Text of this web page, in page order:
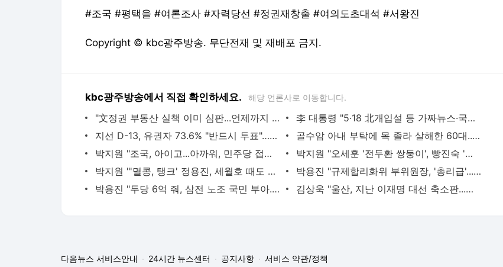
#조국 #평택을 #여론조사 #자력당선 #정권재창출 #여의도초대석 #서왕진
Copyright © kbc광주방송. 무단전재 및 재배포 금지.
kbc광주방송에서 직접 확인하세요. 해당 언론사로 이동합니다.
"文정권 부동산 실책 이미 심판...언제까지 남 탓만 할 건가"[박영환의 시사1번지]
李 대통령 "5·18 北개입설 등 가짜뉴스·국가폭력 희생자 모욕행위, 모든 수단 총동원 응징"
지선 D-13, 유권자 73.6% "반드시 투표"…사전투표 의향 39.4%
골수암 아내 부탁에 목 졸라 살해한 60대...징역 10년 구형
박지원 "조국, 아이고...아까워, 민주당 접수 대권 가려면 평택 사퇴가 맞아, 소탐대실 안 돼"[여
박지원 "오세훈 '전두환 쌍둥이', 빵진숙 '여자 전두환'...민주주의의 적, 부끄러움 알아야"[여의
박지원 "'멸콩, 탱크' 정용진, 세월호 때도 그런 짓...전두환 같아, 난 몰라, 콩밥 먹여야"[여의도
박용진 "규제합리화위 부위원장, '총리급'...이 대통령과 부처 두루 경험, 영광, 감사"[여의도초대
박용진 "두당 6억 줘, 삼전 노조 국민 부아...파업, 이재용은 책임 없나, 리더십 보여야"[여의도초
김상욱 "울산, 지난 이재명 대선 축소판...제가 똘똘하게 일은 잘해, 숨 쉬는 울산 만들 것"[여의
다음뉴스 서비스안내 24시간 뉴스센터 공지사항 서비스 약관/정책